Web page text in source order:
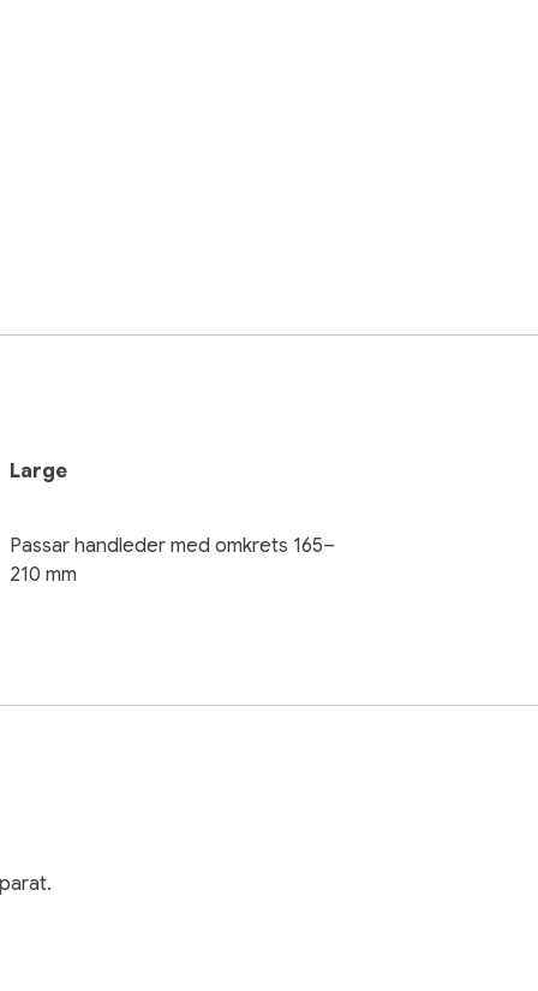
Large
Passar handleder med omkrets 165–
210 mm